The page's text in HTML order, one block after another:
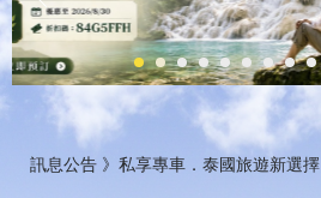
訊息公告 》 私享專車．泰國旅遊新選擇